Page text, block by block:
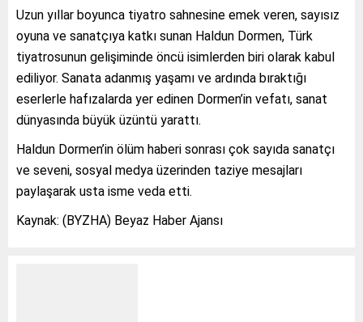
Uzun yıllar boyunca tiyatro sahnesine emek veren, sayısız
oyuna ve sanatçıya katkı sunan Haldun Dormen, Türk
tiyatrosunun gelişiminde öncü isimlerden biri olarak kabul
ediliyor. Sanata adanmış yaşamı ve ardında bıraktığı
eserlerle hafızalarda yer edinen Dormen’in vefatı, sanat
dünyasında büyük üzüntü yarattı.
Haldun Dormen’in ölüm haberi sonrası çok sayıda sanatçı
ve seveni, sosyal medya üzerinden taziye mesajları
paylaşarak usta isme veda etti.
Kaynak: (BYZHA) Beyaz Haber Ajansı